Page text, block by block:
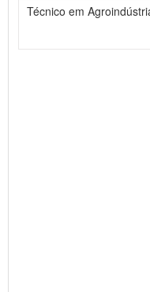
Técnico em